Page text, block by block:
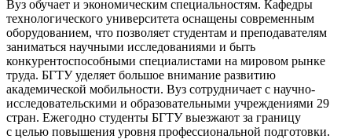
Вуз обучает и экономическим специальностям. Кафедры
технологического университета оснащены современным
оборудованием, что позволяет студентам и преподавателям
заниматься научными исследованиями и быть
конкурентоспособными специалистами на мировом рынке
труда. БГТУ уделяет большое внимание развитию
академической мобильности. Вуз сотрудничает с научно-
исследовательскими и образовательными учреждениями 29
стран. Ежегодно студенты БГТУ выезжают за границу
с целью повышения уровня профессиональной подготовки.